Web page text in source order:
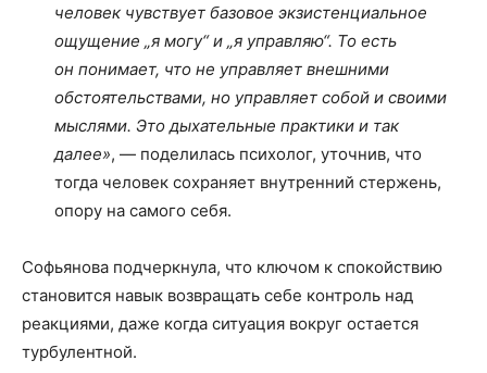
человек чувствует базовое экзистенциальное
ощущение „я могу“ и „я управляю“. То есть
он понимает, что не управляет внешними
обстоятельствами, но управляет собой и своими
мыслями. Это дыхательные практики и так
далее», — поделилась психолог, уточнив, что
тогда человек сохраняет внутренний стержень,
опору на самого себя.
Софьянова подчеркнула, что ключом к спокойствию
становится навык возвращать себе контроль над
реакциями, даже когда ситуация вокруг остается
турбулентной.